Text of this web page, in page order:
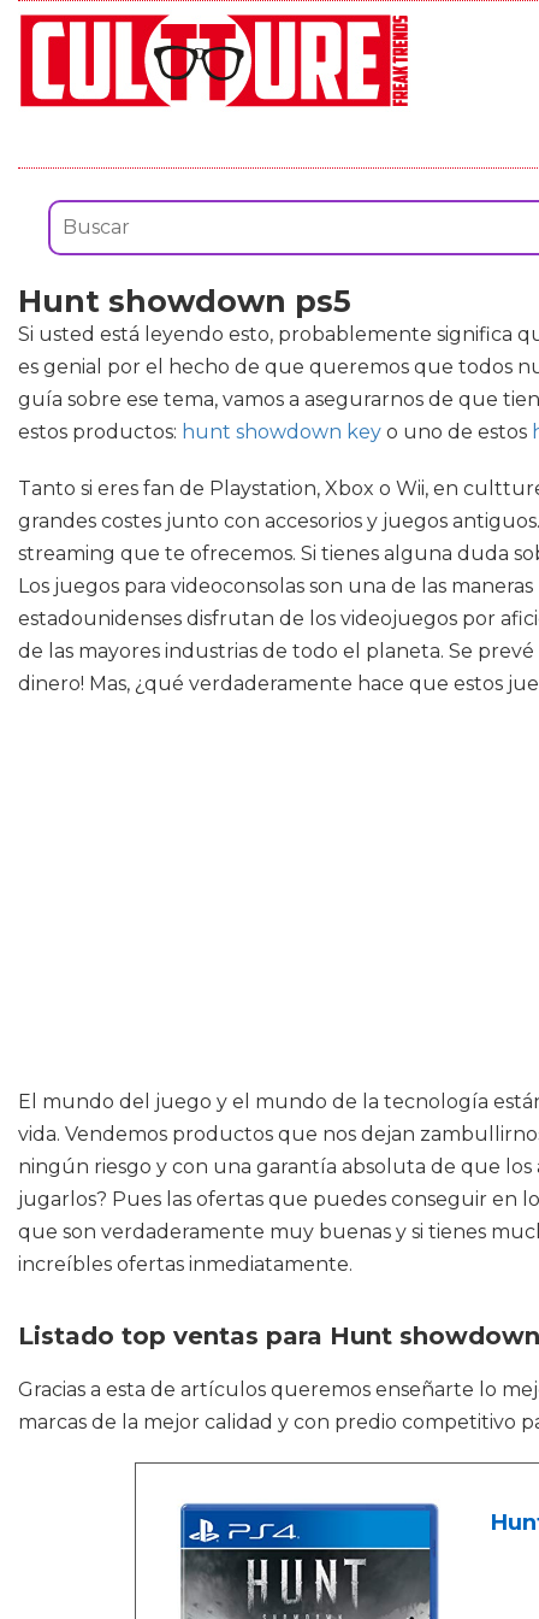
Hunt showdown ps5
Si usted está leyendo esto, probablemente significa
es genial por el hecho de que queremos que todos
guía sobre ese tema, vamos a asegurarnos de que
estos productos: hunt showdown key o uno de estos
Tanto si eres fan de Playstation, Xbox o Wii, en
grandes costes junto con accesorios y juegos
streaming que te ofrecemos. Si tienes alguna duda
Los juegos para videoconsolas son una de las
estadounidenses disfrutan de los videojuegos por
de las mayores industrias de todo el planeta. Se
dinero! Mas, ¿qué verdaderamente hace que estos
El mundo del juego y el mundo de la tecnología
vida. Vendemos productos que nos dejan
ningún riesgo y con una garantía absoluta de que los
jugarlos? Pues las ofertas que puedes conseguir en
que son verdaderamente muy buenas y si tienes
increíbles ofertas inmediatamente.
Listado top ventas para Hunt
Gracias a esta de artículos queremos enseñarte lo
marcas de la mejor calidad y con predio competitivo